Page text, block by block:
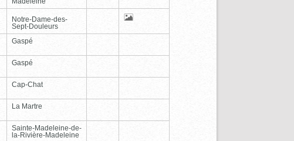
Notre-Dame-des-
Sept-Douleurs
Gaspé
Gaspé
Cap-Chat
La Martre
Sainte-Madeleine-de-
la-Rivière-Madeleine